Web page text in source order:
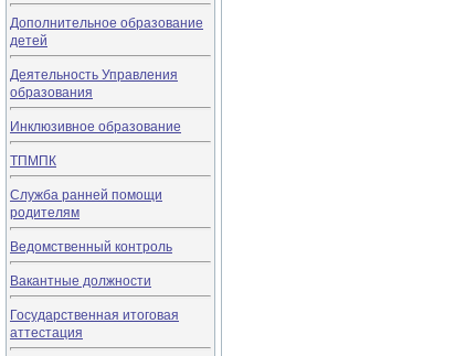
Дополнительное образование
детей
Деятельность Управления
образования
Инклюзивное образование
ТПМПК
Служба ранней помощи
родителям
Ведомственный контроль
Вакантные должности
Государственная итоговая
аттестация